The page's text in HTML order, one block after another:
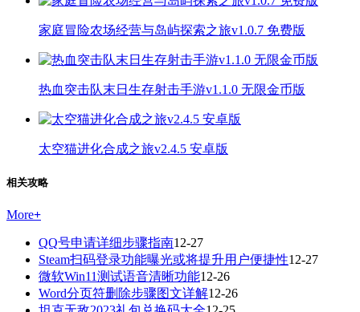
家庭冒险农场经营与岛屿探索之旅v1.0.7 免费版
热血突击队末日生存射击手游v1.1.0 无限金币版
太空猫进化合成之旅v2.4.5 安卓版
相关攻略
More+
QQ号申请详细步骤指南12-27
Steam扫码登录功能曝光或将提升用户便捷性12-27
微软Win11测试语音清晰功能12-26
Word分页符删除步骤图文详解12-26